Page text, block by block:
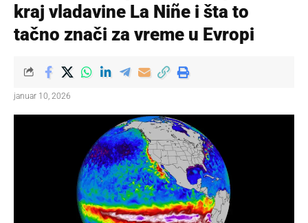
kraj vladavine La Niñe i šta to
tačno znači za vreme u Evropi
januar 10, 2026